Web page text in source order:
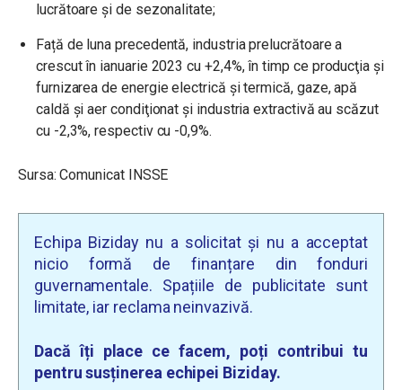
lucrătoare şi de sezonalitate;
Față de luna precedentă, industria prelucrătoare a
crescut în ianuarie 2023 cu +2,4%, în timp ce producţia şi
furnizarea de energie electrică şi termică, gaze, apă
caldă şi aer condiţionat și industria extractivă au scăzut
cu -2,3%, respectiv cu -0,9%.
Sursa: Comunicat INSSE
Echipa Biziday nu a solicitat și nu a acceptat
nicio formă de finanțare din fonduri
guvernamentale. Spațiile de publicitate sunt
limitate, iar reclama neinvazivă.
Dacă îți place ce facem, poți contribui tu
pentru susținerea echipei Biziday.